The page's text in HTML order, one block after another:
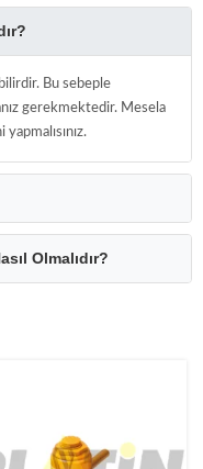
Bu sebeple
gerekmektedir. Mesela
Olmalıdır?